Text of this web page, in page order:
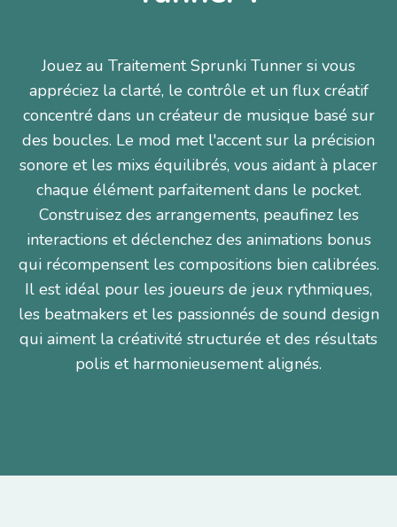
Jouez au Traitement Sprunki Tunner si vous
appréciez la clarté, le contrôle et un flux créatif
concentré dans un créateur de musique basé sur
des boucles. Le mod met l'accent sur la précision
sonore et les mixs équilibrés, vous aidant à placer
chaque élément parfaitement dans le pocket.
Construisez des arrangements, peaufinez les
interactions et déclenchez des animations bonus
qui récompensent les compositions bien calibrées.
Il est idéal pour les joueurs de jeux rythmiques,
les beatmakers et les passionnés de sound design
qui aiment la créativité structurée et des résultats
polis et harmonieusement alignés.